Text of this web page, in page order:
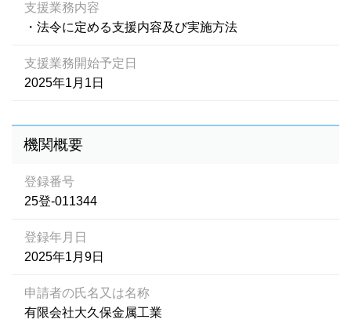
支援業務内容
・法令に定める支援内容及び実施方法
支援業務開始予定日
2025年1月1日
機関概要
登録番号
25登-011344
登録年月日
2025年1月9日
申請者の氏名又は名称
有限会社大久保金属工業